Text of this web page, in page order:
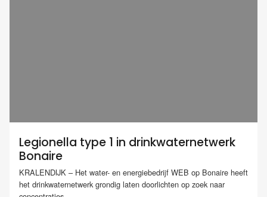
Legionella type 1 in drinkwaternetwerk
Bonaire
KRALENDIJK – Het water- en energiebedrijf WEB op Bonaire heeft
het drinkwaternetwerk grondig laten doorlichten op zoek naar